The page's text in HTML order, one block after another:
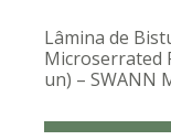
Lâmina de
Microserrated
un) – SWANN